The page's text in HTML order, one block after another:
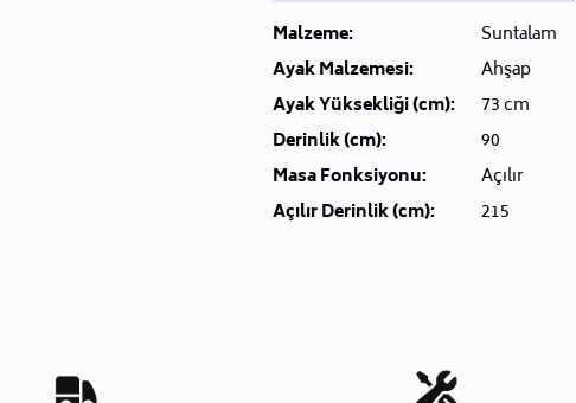
Malzeme:
Suntalam
Ayak Malzemesi:
Ahşap
Ayak Yüksekliği (cm):
73 cm
Derinlik (cm):
90
Masa Fonksiyonu:
Açılır
Açılır Derinlik (cm):
215